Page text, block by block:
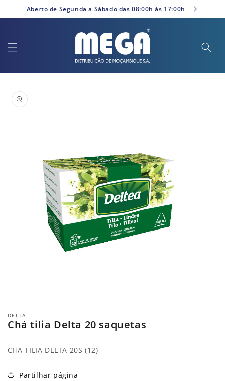
para o
conteúdo
Aberto de Segunda a Sábado das 08:00h às 17:00h
informação
multimédia
1
DELTA
Chá tilia Delta 20 saquetas
CHA TILIA DELTA 20S (12)
Partilhar página